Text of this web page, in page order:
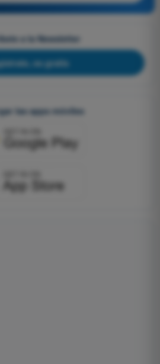
a la Newsletter
es gratis
las apps móviles